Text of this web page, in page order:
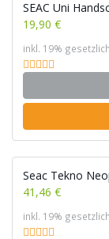
SEAC Uni
19,90 €
inkl. 19%
Seac Tekno
41,46 €
inkl. 19%